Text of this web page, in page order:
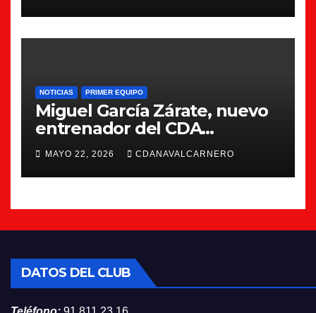
NOTICIAS PRIMER EQUIPO
Miguel García Zárate, nuevo
entrenador del CDA
Navalcarnero
MAYO 22, 2026 CDANAVALCARNERO
DATOS DEL CLUB